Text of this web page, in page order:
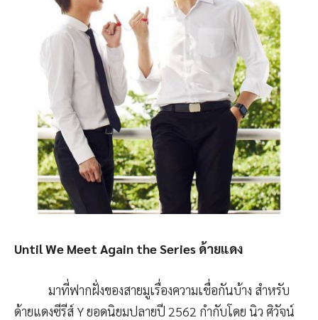
Until We Meet Again the Series ด้ายแดง
มาที่ฟากฝั่งของสายมูเรื่องความเชื่อกันบ้าง สำหรับ
ด้ายแดงซีรีส์ Y ยอดนิยมปลายปี 2562 กำกับโดย นิว ศิวัจน์